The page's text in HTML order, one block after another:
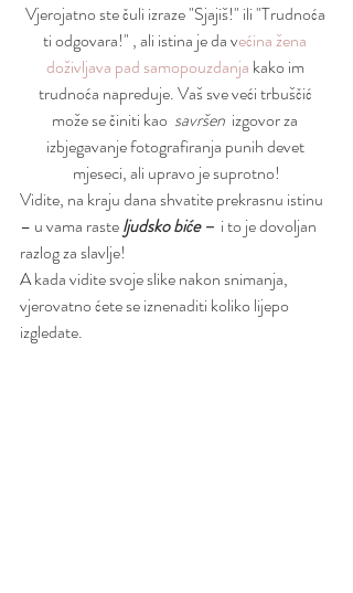
Vjerojatno ste čuli izraze "Sjajiš!" ili "Trudnoća
ti odgovara!" , ali istina je da većina žena
doživljava pad samopouzdanja kako im
trudnoća napreduje. Vaš sve veći trbuščić
može se činiti kao savršen izgovor za
izbjegavanje fotografiranja punih devet
mjeseci, ali upravo je suprotno!
Vidite, na kraju dana shvatite prekrasnu istinu
– u vama raste ljudsko biće – i to je dovoljan
razlog za slavlje!
A kada vidite svoje slike nakon snimanja,
vjerovatno ćete se iznenaditi koliko lijepo
izgledate.